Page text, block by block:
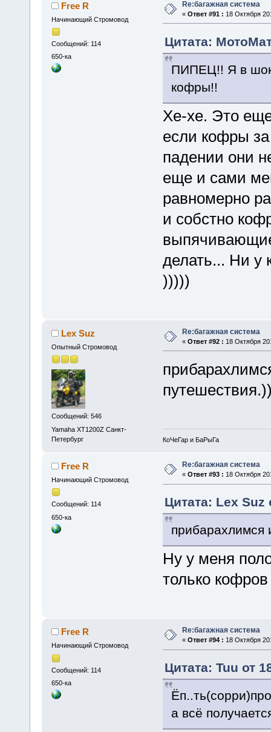
Free R
Начинающий Стромовод
Сообщений: 114
650-ка
Re:багажная система
« Ответ #91 : 18 Октября
Цитата:
ПИПЕЦ!! Я в
кофры!!
Хе-хе. Это
если кофры за
падении они
еще и сами
равномерно
и собстно
делать... Ни у
)))))
Lex Suz
Опытный Стромовод
Сообщений: 546
Yamaha XT1200Z Санкт-
Петербург
Re:багажная система
« Ответ #92 : 18 Октября
КоЧеГар и БаРыГа
Free R
Начинающий Стромовод
Сообщений: 114
650-ка
Re:багажная система
« Ответ #93 : 18 Октября
Цитата: Lex Suz
прибарахлимся
Ну у меня
только
Free R
Начинающий Стромовод
Сообщений: 114
650-ка
Re:багажная система
« Ответ #94 : 18 Октября
Цитата: Tuu от
а всё